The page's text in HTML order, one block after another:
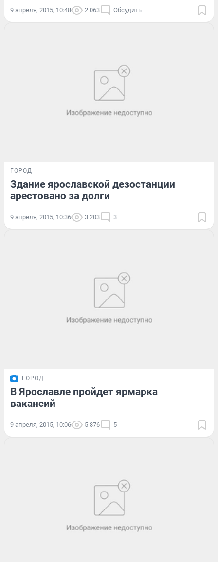
9 апреля, 2015, 10:48 2 063 Обсудить
ГОРОД
Здание ярославской дезостанции
арестовано за долги
9 апреля, 2015, 10:36 3 203 3
ГОРОД
В Ярославле пройдет ярмарка
вакансий
9 апреля, 2015, 10:06 5 876 5